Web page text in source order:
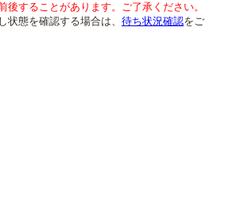
することがあります。ご了承ください。
態を確認する場合は、 待ち状況確認をご